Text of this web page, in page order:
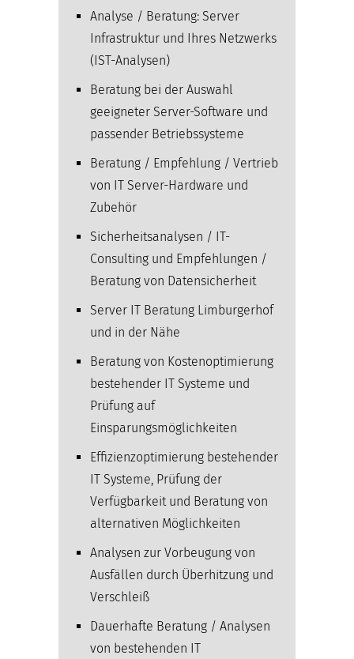
Analyse / Beratung: Server
Infrastruktur und Ihres Netzwerks
(IST-Analysen)
Beratung bei der Auswahl
geeigneter Server-Software und
passender Betriebssysteme
Beratung / Empfehlung / Vertrieb
von IT Server-Hardware und
Zubehör
Sicherheitsanalysen / IT-
Consulting und Empfehlungen /
Beratung von Datensicherheit
Server IT Beratung Limburgerhof
und in der Nähe
Beratung von Kostenoptimierung
bestehender IT Systeme und
Prüfung auf
Einsparungsmöglichkeiten
Effizienzoptimierung bestehender
IT Systeme, Prüfung der
Verfügbarkeit und Beratung von
alternativen Möglichkeiten
Analysen zur Vorbeugung von
Ausfällen durch Überhitzung und
Verschleiß
Dauerhafte Beratung / Analysen
von bestehenden IT